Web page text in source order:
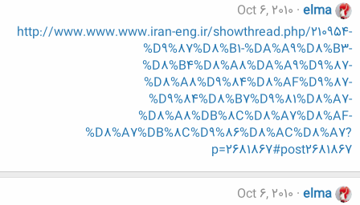
elma
Oct 6, 2010
http://www.www.www.iran-eng.ir/showthread.php/210954-
%D9%87%D8%B1-%DA%A9%D8%B3-
%D8%B4%D8%A8%DA%A9%D9%87-
%D8%A8%D9%84%D8%AF%D9%87-
%D9%84%D8%B7%D9%81%D8%A7-
%D8%A8%DB%8C%D8%A7%D8%AF-
%D8%A7%DB%8C%D9%86%D8%AC%D8%A7?
p=2681867#post2681867
elma
Oct 6, 2010